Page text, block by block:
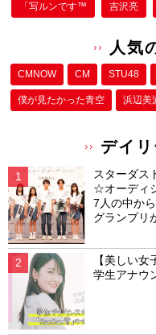
「写ルンです™ 吉沢亮
人気
CMNOW CM STU48
僕が⾒たかった⻘空 浜辺美
デイ
スターダス
☆オーディ
7人の中か
グランプリ
【美しい女
学生アナウ